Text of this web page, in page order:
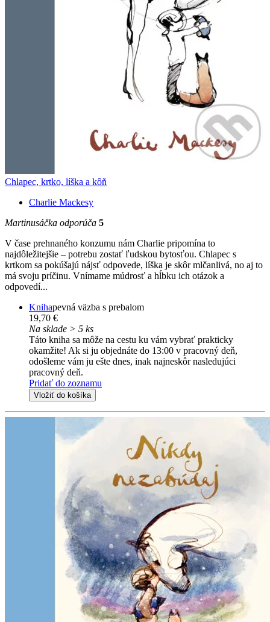
Chlapec, krtko, líška a kôň
Charlie Mackesy
Martinusáčka odporúča 5
V čase prehnaného konzumu nám Charlie pripomína to
najdôležitejšie – potrebu zostať ľudskou bytosťou. Chlapec s
krtkom sa pokúšajú nájsť odpovede, líška je skôr mlčanlivá, no aj to
má svoju príčinu. Vnímame múdrosť a hĺbku ich otázok a
odpovedí...
Knihapevná väzba s prebalom
19,70 €
Na sklade > 5 ks
Táto kniha sa môže na cestu ku vám vybrať prakticky
okamžite! Ak si ju objednáte do 13:00 v pracovný deň,
odošleme vám ju ešte dnes, inak najneskôr nasledujúci
pracovný deň.
Pridať do zoznamu
Vložiť do košíka